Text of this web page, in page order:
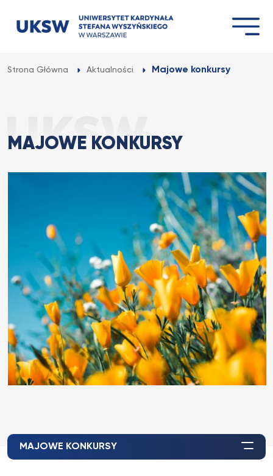
Strona Główna Aktualności Majowe konkursy
MAJOWE KONKURSY
MAJOWE KONKURSY